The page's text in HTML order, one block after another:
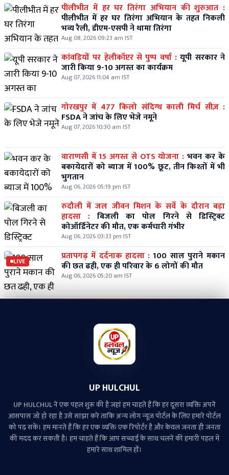
पीलीभीत में हर घर तिरंगा अभियान की शुरुआत :
पीलीभीत में हर घर तिरंगा अभियान के तहत निकली
भव्य रैली, डीएम-एसपी ने थामा तिरंगा
Aug 08, 2026 09:23 am IST
कांवड़ियों पर हेलीकॉप्टर से पुष्प वर्षा : यूपी सरकार ने
जारी किया 9-10 अगस्त का कार्यक्रम
Aug 07, 2026 11:04 am IST
गोरखपुर में 477 किलो संदिग्ध काली मिर्च सीज़ :
FSDA ने जांच के लिए भेजे नमूने
Aug 07, 2026 10:30 am IST
वाराणसी में 15 अगस्त से OTS योजना : भवन कर के
बकायेदारों को ब्याज में 100% छूट, तीन किश्तों में भी
भुगतान
Aug 06, 2026 05:19 pm IST
रुदौली में जल जीवन मिशन के सर्वे के दौरान बड़ा
हादसा : बिजली का पोल गिरने से डिस्ट्रिक्ट
कोऑर्डिनेटर की मौत, एक कर्मचारी गंभीर
Aug 06, 2026 03:33 pm IST
LIVE प्रतापगढ़ में दर्दनाक हादसा : 100 साल पुराने मकान
की छत ढही, एक ही परिवार के 6 लोगों की मौत
Aug 06, 2026 05:20 am IST
UP HULCHUL
UP HULCHUL ने एक पहल शुरू की है जहां हम चाहते हैं कि हर दूसरा व्‍यक्ति अपने
आसपास जो हो रहा है उसे साझा करे ताकि अन्‍य लोग न्‍यूज पोर्टल के लिए हमारे पोर्टल
को पढ़ सकें। हम मानते हैं कि हर एक व्यक्ति एक रिपोर्टर है और केवल जनता ही जनता
की मदद कर सकती है। हम चाहते हैं कि आप सच्चाई के साथ चलने की हमारी पहल में
हमारे साथ शामिल हों।